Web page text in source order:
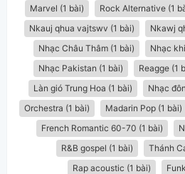
Marvel (1 bài)
Rock Alternative (1
Nkauj qhua vajtswv (1 bài)
Nkawj
Nhạc Châu Thâm (1 bài)
Nhạc
Nhạc Pakistan (1 bài)
Reagge (1
Làn gió Trung Hoa (1 bài)
Nhạc
Orchestra (1 bài)
Madarin Pop (1 bài)
French Romantic 60-70 (1 bài)
R&B gospel (1 bài)
Thánh
Rap acoustic (1 bài)